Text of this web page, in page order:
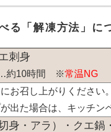
る「解凍方法」に
刺身
…約10時間 ※常温NG
お召し上がりください
出た場合は、キッチン
身・アラ）・クエ鍋